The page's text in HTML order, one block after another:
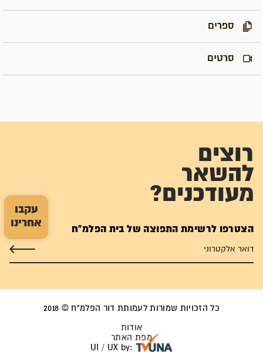
עקבו
אחרינו
ספרים
סרטים
רוצים
להשאר
מעודכנים?
הצטרפו לרשימת התפוצה של בית הפלמ"ח
כל הזכויות שמורות לעמותת דור הפלמ"ח © 2018
אודות
מפת האתר
UI / UX by: